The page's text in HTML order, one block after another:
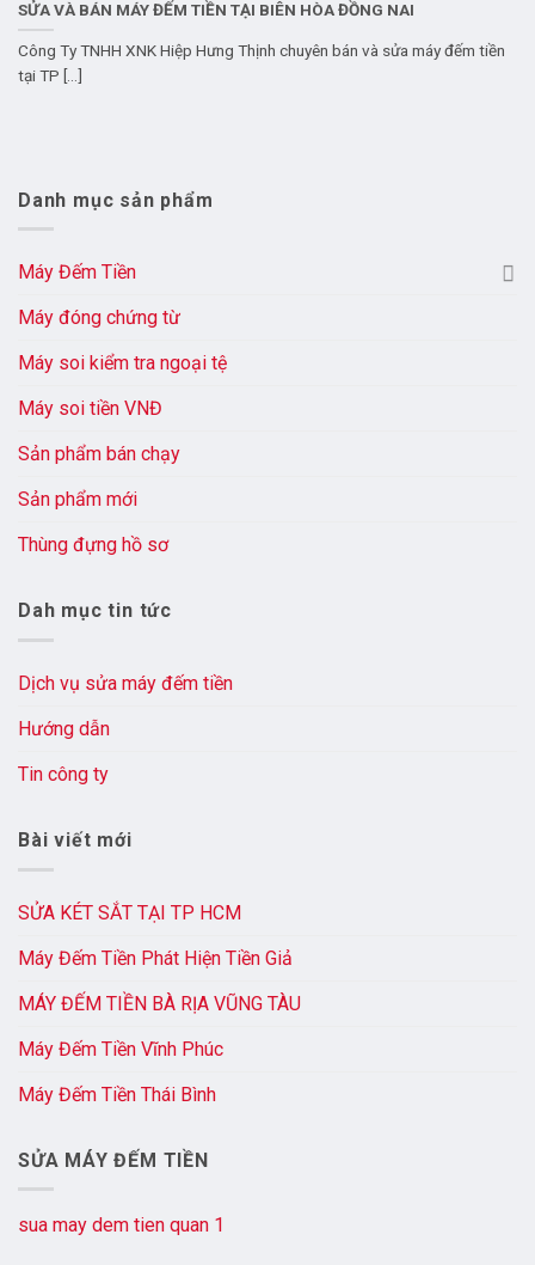
Danh mục sản phẩm
Máy Đếm Tiền
Máy đóng chứng từ
Máy soi kiểm tra ngoại tệ
Máy soi tiền VNĐ
Sản phẩm bán chạy
Sản phẩm mới
Thùng đựng hồ sơ
Dah mục tin tức
Dịch vụ sửa máy đếm tiền
Hướng dẫn
Tin công ty
Bài viết mới
SỬA KÉT SẮT TẠI TP HCM
Máy Đếm Tiền Phát Hiện Tiền Giả
MÁY ĐẾM TIỀN BÀ RỊA VŨNG TÀU
Máy Đếm Tiền Vĩnh Phúc
Máy Đếm Tiền Thái Bình
SỬA MÁY ĐẾM TIỀN
sua may dem tien quan 1
SỬA VÀ BÁN MÁY ĐẾM TIỀN TẠI BIÊN HÒA ĐỒNG NAI
Công Ty TNHH XNK Hiệp Hưng Thịnh chuyên bán và sửa máy đếm tiền
tại TP [...]